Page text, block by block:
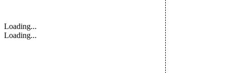
Loading...
Loading...